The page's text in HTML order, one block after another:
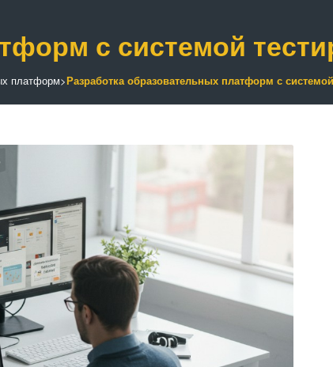
с системой
платформ>Разработка образовательных платформ с